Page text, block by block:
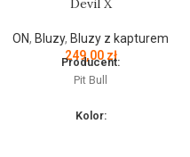
ON, Bluzy, Bluzy z kapturem
249,00 zł
Producent:
Pit Bull
Kolor: